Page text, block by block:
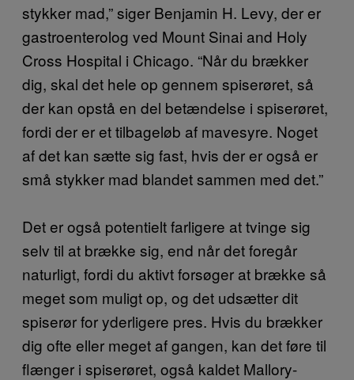
stykker mad,” siger Benjamin H. Levy, der er
gastroenterolog ved Mount Sinai and Holy
Cross Hospital i Chicago. “Når du brækker
dig, skal det hele op gennem spiserøret, så
der kan opstå en del betændelse i spiserøret,
fordi der er et tilbageløb af mavesyre. Noget
af det kan sætte sig fast, hvis der er også er
små stykker mad blandet sammen med det.”
Det er også potentielt farligere at tvinge sig
selv til at brække sig, end når det foregår
naturligt, fordi du aktivt forsøger at brække så
meget som muligt op, og det udsætter dit
spiserør for yderligere pres. Hvis du brækker
dig ofte eller meget af gangen, kan det føre til
flænger i spiserøret, også kaldet Mallory-